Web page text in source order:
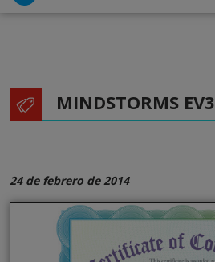
MINDSTORMS EV3
24 de febrero de 2014